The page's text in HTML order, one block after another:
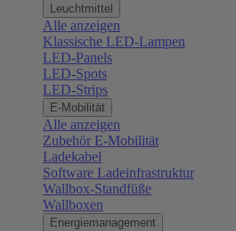
Leuchtmittel
Alle anzeigen
Klassische LED-Lampen
LED-Panels
LED-Spots
LED-Strips
E-Mobilität
Alle anzeigen
Zubehör E-Mobilität
Ladekabel
Software Ladeinfrastruktur
Wallbox-Standfüße
Wallboxen
Energiemanagement